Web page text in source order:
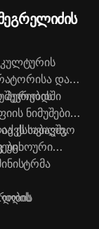
და
პერიოდში
ნიმუშები.
ქსოვილი,
საბავშვო
დღის